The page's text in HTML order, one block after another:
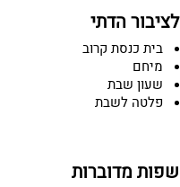
לציבור הדתי
בית כנסת קרוב
מיחם
שעון שבת
פלטה לשבת
שפות מדוברות